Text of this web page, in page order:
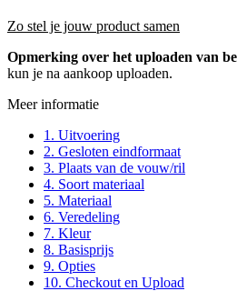
Zo stel je jouw product samen
Opmerking over het uploaden van
kun je na aankoop uploaden.
Meer informatie
1. Uitvoering
2. Gesloten eindformaat
3. Plaats van de vouw/ril
4. Soort materiaal
5. Materiaal
6. Veredeling
7. Kleur
8. Basisprijs
9. Opties
10. Checkout en Upload